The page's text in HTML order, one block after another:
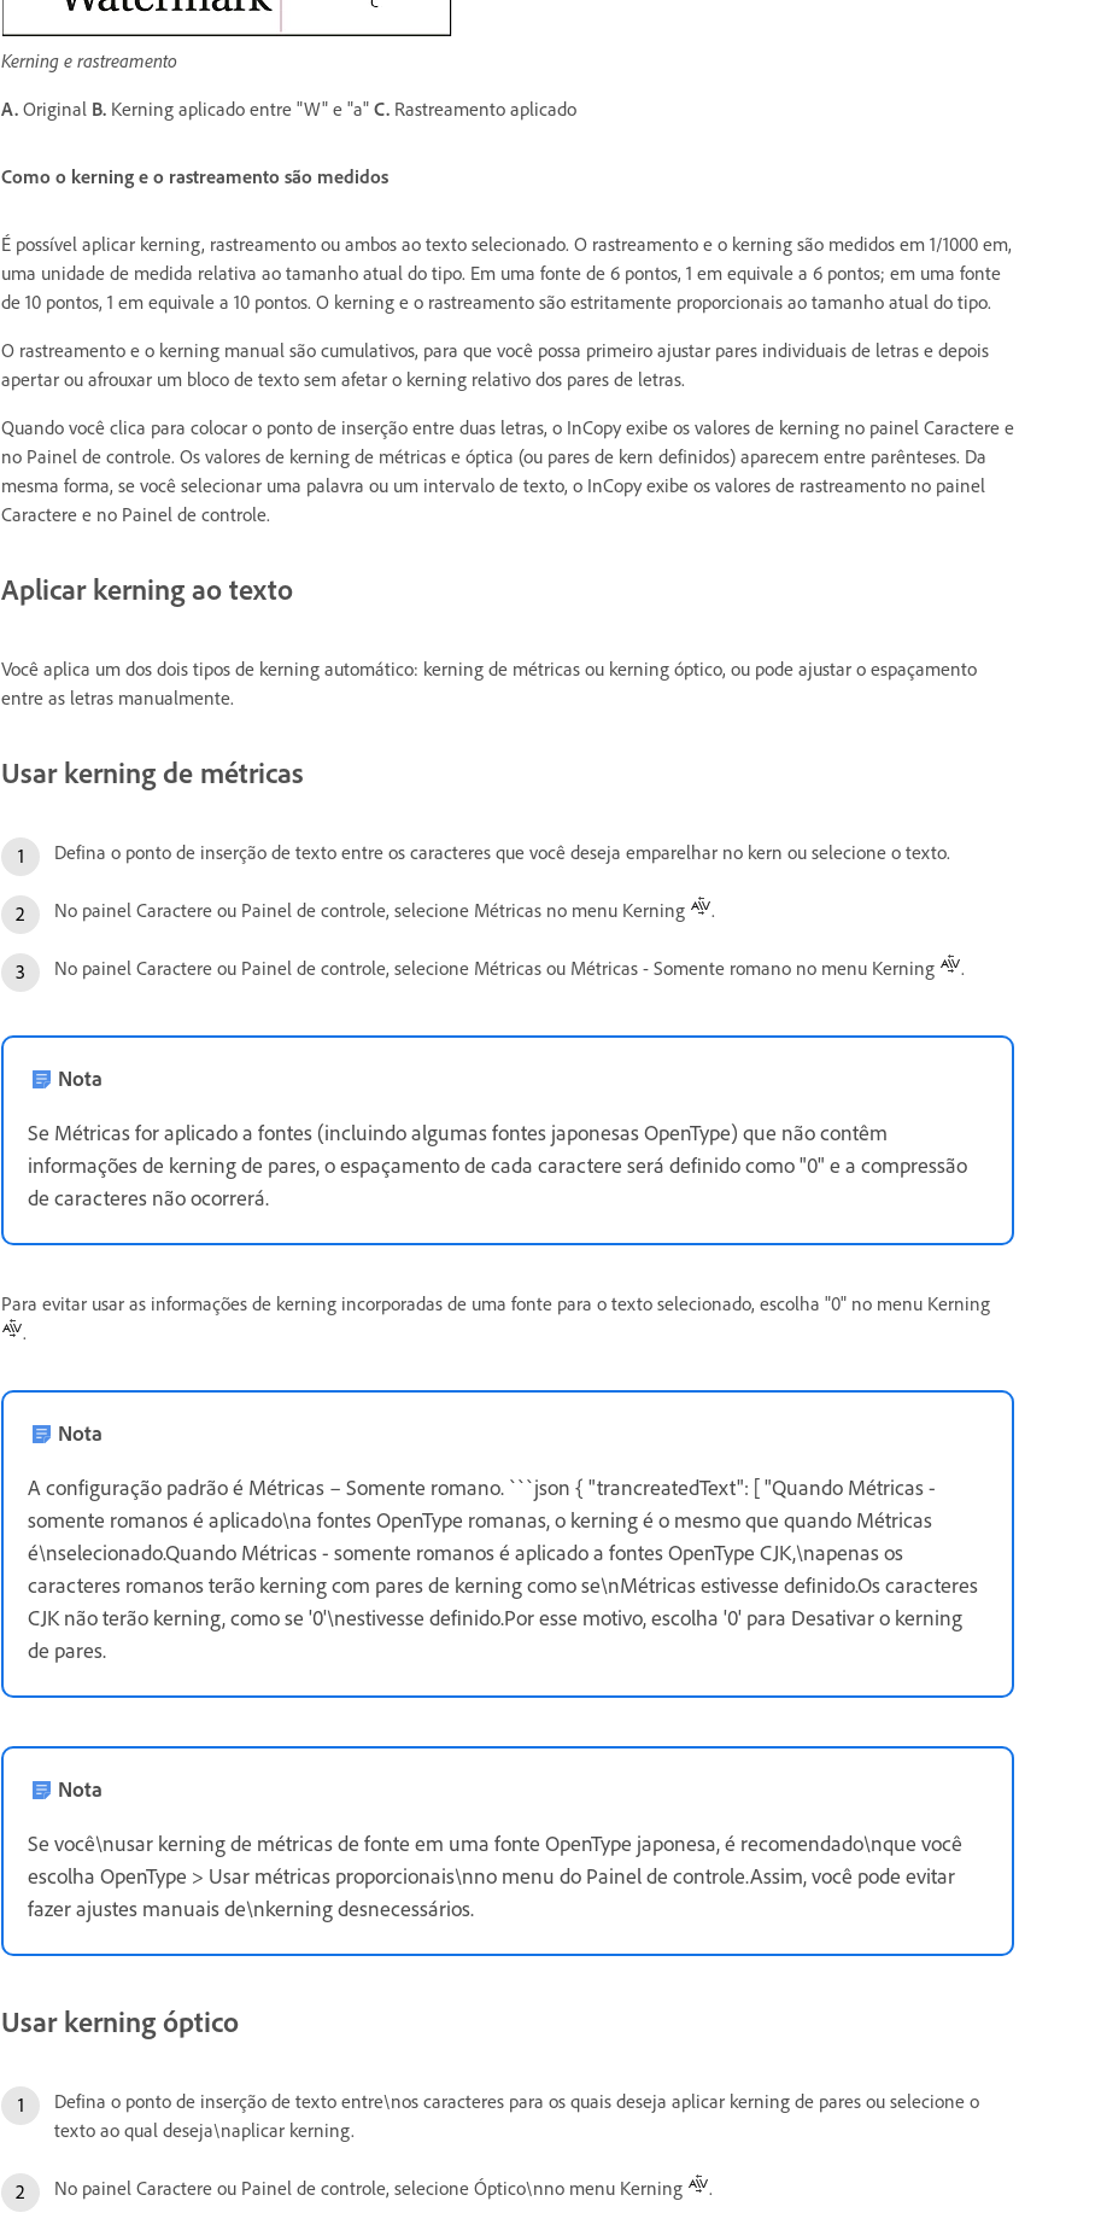
Kerning e rastreamento
A. Original B. Kerning aplicado entre "W" e "a" C. Rastreamento aplicado
Como o kerning e o rastreamento são medidos
É possível aplicar kerning, rastreamento ou ambos ao texto selecionado. O rastreamento e o kerning são medidos em 1/1000 em,
uma unidade de medida relativa ao tamanho atual do tipo. Em uma fonte de 6 pontos, 1 em equivale a 6 pontos; em uma fonte
de 10 pontos, 1 em equivale a 10 pontos. O kerning e o rastreamento são estritamente proporcionais ao tamanho atual do tipo.
O rastreamento e o kerning manual são cumulativos, para que você possa primeiro ajustar pares individuais de letras e depois
apertar ou afrouxar um bloco de texto sem afetar o kerning relativo dos pares de letras.
Quando você clica para colocar o ponto de inserção entre duas letras, o InCopy exibe os valores de kerning no painel Caractere e
no Painel de controle. Os valores de kerning de métricas e óptica (ou pares de kern definidos) aparecem entre parênteses. Da
mesma forma, se você selecionar uma palavra ou um intervalo de texto, o InCopy exibe os valores de rastreamento no painel
Caractere e no Painel de controle.
Aplicar kerning ao texto
Você aplica um dos dois tipos de kerning automático: kerning de métricas ou kerning óptico, ou pode ajustar o espaçamento
entre as letras manualmente.
Usar kerning de métricas
Defina o ponto de inserção de texto entre os caracteres que você deseja emparelhar no kern ou selecione o texto.
No painel Caractere ou Painel de controle, selecione Métricas no menu Kerning .
No painel Caractere ou Painel de controle, selecione Métricas ou Métricas - Somente romano no menu Kerning .
Nota
Se Métricas for aplicado a fontes (incluindo algumas fontes japonesas OpenType) que não contêm
informações de kerning de pares, o espaçamento de cada caractere será definido como "0" e a compressão
de caracteres não ocorrerá.
Para evitar usar as informações de kerning incorporadas de uma fonte para o texto selecionado, escolha "0" no menu Kerning
.
Nota
A configuração padrão é Métricas – Somente romano. ```json { "trancreatedText": [ "Quando Métricas -
somente romanos é aplicado\na fontes OpenType romanas, o kerning é o mesmo que quando Métricas
é\nselecionado.Quando Métricas - somente romanos é aplicado a fontes OpenType CJK,\napenas os
caracteres romanos terão kerning com pares de kerning como se\nMétricas estivesse definido.Os caracteres
CJK não terão kerning, como se '0'\nestivesse definido.Por esse motivo, escolha '0' para Desativar o kerning
de pares.
Nota
Se você\nusar kerning de métricas de fonte em uma fonte OpenType japonesa, é recomendado\nque você
escolha OpenType > Usar métricas proporcionais\nno menu do Painel de controle.Assim, você pode evitar
fazer ajustes manuais de\nkerning desnecessários.
Usar kerning óptico
Defina o ponto de inserção de texto entre\nos caracteres para os quais deseja aplicar kerning de pares ou selecione o
texto ao qual deseja\naplicar kerning.
No painel Caractere ou Painel de controle, selecione Óptico\nno menu Kerning .